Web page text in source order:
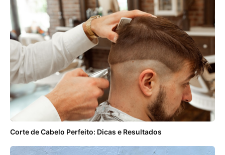
Corte de Cabelo Perfeito: Dicas e Resultados